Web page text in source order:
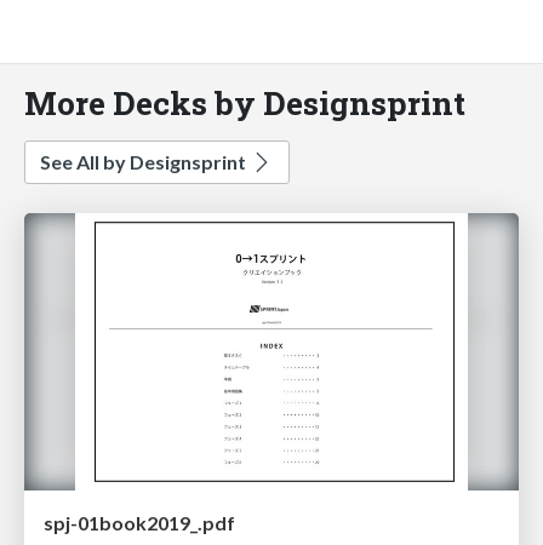
More Decks by Designsprint
See All by Designsprint
spj-01book2019_.pdf